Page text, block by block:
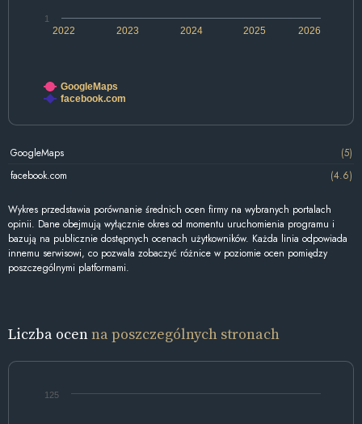
2022 2024 2026
2023 2025
1
GoogleMaps
facebook.com
GoogleMaps
(5)
facebook.com
(4.6)
Wykres przedstawia porównanie średnich ocen firmy na wybranych portalach
opinii. Dane obejmują wyłącznie okres od momentu uruchomienia programu i
bazują na publicznie dostępnych ocenach użytkowników. Każda linia odpowiada
innemu serwisowi, co pozwala zobaczyć różnice w poziomie ocen pomiędzy
poszczególnymi platformami.
Liczba ocenna poszczególnych stronach
125